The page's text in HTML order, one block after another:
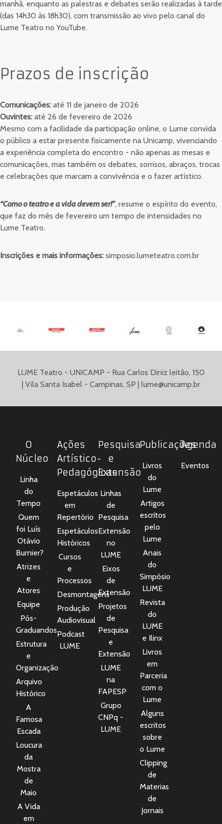
manhã, enquanto as palestras e debates serão realizadas à tarde
(das 14h30 às 18h30), com transmissão ao vivo pelo canal do
Lume Teatro no YouTube.
Prazos de inscrição
Comunicações: até 11 de janeiro de 2026
Ouvintes: até 26 de fevereiro de 2026
Mesmo com a facilidade da participação online, o Lume convida
o público a estar presente fisicamente na Unicamp, vivenciando
a experiência completa do encontro - não apenas as mesas e
comunicações, mas também os debates, sorrisos, abraços, trocas
e celebrações que marcam a convivência e o fazer artístico.
“Como o teatro e a vida devem ser!”, resume o espírito do evento,
que faz do mês de fevereiro um tempo de intensidades no
Lume Teatro.
Inscrições e mais informações: simposio.lumeteatro.com.br
LUME Teatro - UNICAMP - Rua Carlos Diniz leitão, 150
| Vila Santa Isabel - Campinas, SP | lume@unicamp.br
O
Núcleo
Linha
do
Tempo
Quem
foi Luís
Otávio
Burnier?
Atrizes
e
Atores
Equipe
Pós-
Graduandos
Estrutura
e
Organização
Arquivo
Histórico
A
Famosa
Escada
Loucura
da
Mostra
de
Maio
A Vida
em
Ações
Artístico-
Pedagógicas
Espetáculos
em
Repertório
Espetáculos
Históricos
Cursos
e
Processos
Desmontagens
Produção
Audiovisual
Podcast
LUME
Pesquisa
e
Extensão
Linhas
de
Pesquisa
Extensão
no
LUME
Eixos
de
Extensão
Projetos
de
Pesquisa
e
Extensão
LUME
na
FAPESP
Grupo
CNPq -
LUME
Publicações
Livros
do
Lume
Artigos
escritos
pelo
Lume
Anais
do
Simpósio
LUME
Revista
do
LUME
e Ilinx
Livros
em
Parceria
com o
Lume
Alguns
escritos
sobre
o Lume
Clipping
de
Materias
de
Jornais
Agenda
Eventos